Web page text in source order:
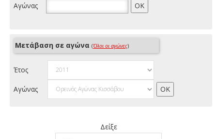
Αγώνας
Μετάβαση σε αγώνα (Όλοι οι αγώνες)
Έτος
Αγώνας
Δείξε